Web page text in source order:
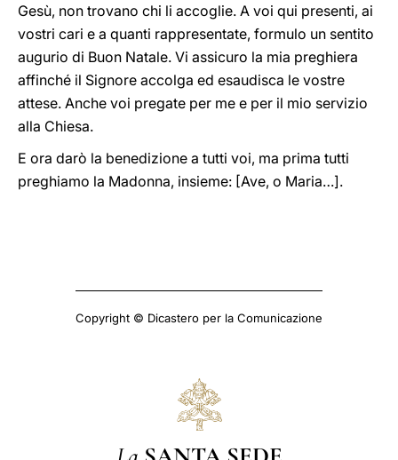
Gesù, non trovano chi li accoglie. A voi qui presenti, ai
vostri cari e a quanti rappresentate, formulo un sentito
augurio di Buon Natale. Vi assicuro la mia preghiera
affinché il Signore accolga ed esaudisca le vostre
attese. Anche voi pregate per me e per il mio servizio
alla Chiesa.
E ora darò la benedizione a tutti voi, ma prima tutti
preghiamo la Madonna, insieme: [Ave, o Maria…].
Copyright © Dicastero per la Comunicazione